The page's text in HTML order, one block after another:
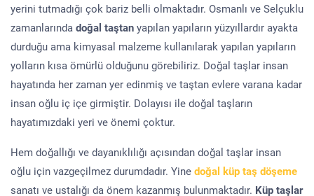
yerini tutmadığı çok bariz belli olmaktadır. Osmanlı ve Selçuklu
zamanlarında doğal taştan yapılan yapıların yüzyıllardır ayakta
durduğu ama kimyasal malzeme kullanılarak yapılan yapıların
yolların kısa ömürlü olduğunu görebiliriz. Doğal taşlar insan
hayatında her zaman yer edinmiş ve taştan evlere varana kadar
insan oğlu iç içe girmiştir. Dolayısı ile doğal taşların
hayatımızdaki yeri ve önemi çoktur.
Hem doğallığı ve dayanıklılığı açısından doğal taşlar insan
oğlu için vazgeçilmez durumdadır. Yine doğal küp taş döşeme
sanatı ve ustalığı da önem kazanmış bulunmaktadır. Küp taşlar